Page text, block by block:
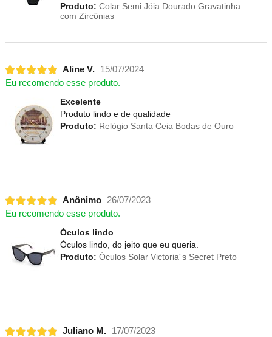
Produto: Colar Semi Jóia Dourado Gravatinha
com Zircônias
Aline V.
15/07/2024
Eu recomendo esse produto.
Excelente
Produto lindo e de qualidade
Produto: Relógio Santa Ceia Bodas de Ouro
Anônimo 26/07/2023
Eu recomendo esse produto.
Óculos lindo
Óculos lindo, do jeito que eu queria.
Produto: Óculos Solar Victoria´s Secret Preto
Juliano M.
17/07/2023